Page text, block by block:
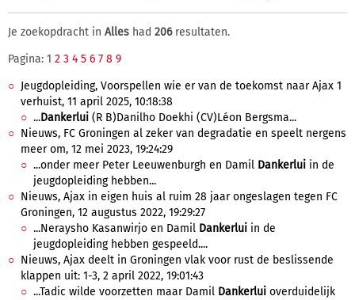
Je zoekopdracht in Alles had 206resultaten.
Pagina: 1 2 3 4 5 6 7 8 9
Jeugdopleiding, Voorspellen wie er van de toekomst naar Ajax 1
verhuist, 11 april 2025, 10:18:38
...Dankerlui (R B)​ Danilho Doekhi (CV)​ Léon Bergsma...
Nieuws, FC Groningen al zeker van degradatie en speelt nergens
meer om, 12 mei 2023, 19:24:29
...onder meer Peter Leeuwenburgh en Damil Dankerlui in de
jeugdopleiding hebben...
Nieuws, Ajax in eigen huis al ruim 28 jaar ongeslagen tegen FC
Groningen, 12 augustus 2022, 19:29:27
...Neraysho Kasanwirjo en Damil Dankerlui in de
jeugdopleiding hebben gespeeld....
Nieuws, Ajax deelt in Groningen vlak voor rust de beslissende
klappen uit: 1-3, 2 april 2022, 19:01:43
...Tadic wilde voorzetten maar Damil Dankerlui overduidelijk